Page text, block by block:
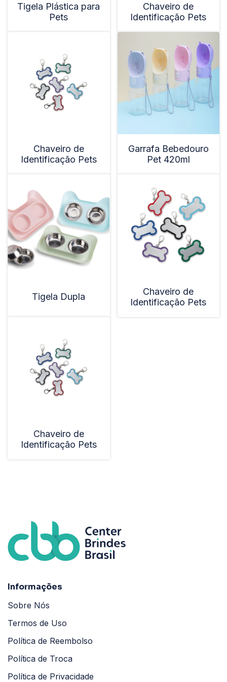
Tigela Plástica para
Pets
Chaveiro de
Identificação Pets
Chaveiro de
Identificação Pets
Garrafa Bebedouro
Pet 420ml
Tigela Dupla
Chaveiro de
Identificação Pets
Chaveiro de
Identificação Pets
Informações
Sobre Nós
Termos de Uso
Política de Reembolso
Política de Troca
Política de Privacidade